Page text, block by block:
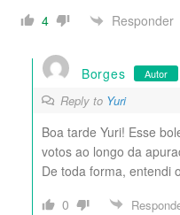
4
Responder
Borges Autor
Reply to Yuri
Boa tarde Yuri! Esse
votos ao longo da
De toda forma, entendi
0